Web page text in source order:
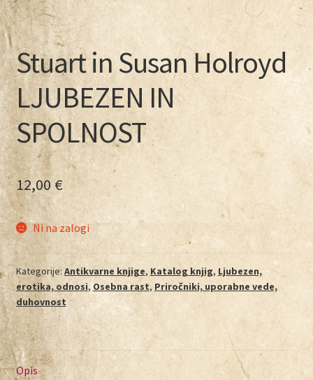
Zaključek nakupa
Stuart in Susan Holroyd
LJUBEZEN IN
SPOLNOST
12,00€
Ni na zalogi
Kategorije: Antikvarne knjige, Katalog knjig, Ljubezen,
erotika, odnosi, Osebna rast, Priročniki, uporabne vede,
duhovnost
Opis